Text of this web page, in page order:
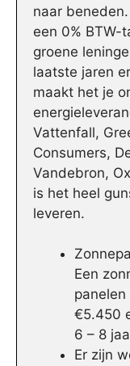
naar
een 0% BTW-
groene
laatste jaren
maakt het je
Vattenfall,
Consumers,
Vandebron,
is het heel
leveren.
Een
€5.450
6 – 8
Er zijn